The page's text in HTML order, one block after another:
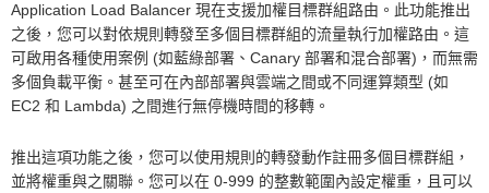
Application Load Balancer 現在支援加權目標群組路由。此功能推出
之後，您可以對依規則轉發至多個目標群組的流量執行加權路由。這
可啟用各種使用案例 (如藍綠部署、Canary 部署和混合部署)，而無需
多個負載平衡。甚至可在內部部署與雲端之間或不同運算類型 (如
EC2 和 Lambda) 之間進行無停機時間的移轉。
推出這項功能之後，您可以使用規則的轉發動作註冊多個目標群組，
並將權重與之關聯。您可以在 0-999 的整數範圍內設定權重，且可以